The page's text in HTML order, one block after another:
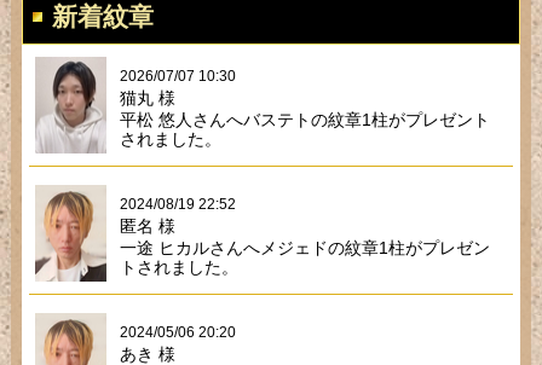
新着紋章
2026/07/07 10:30
猫丸 様
平松 悠人さんへバステトの紋章1柱がプレゼント
されました。
2024/08/19 22:52
匿名 様
一途 ヒカルさんへメジェドの紋章1柱がプレゼン
トされました。
2024/05/06 20:20
あき 様